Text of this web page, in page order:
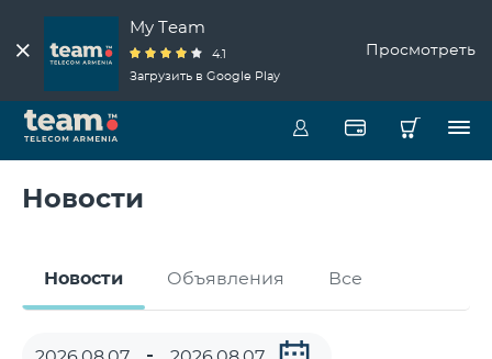
My Team
4.1
Загрузить в Google Play
Просмотреть
Новости
Новости Объявления Все